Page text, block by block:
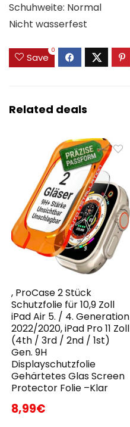
Schuhweite: Normal
Nicht wasserfest
Save
0
Related deals
, ProCase 2 Stück
Schutzfolie für 10,9 Zoll
iPad Air 5. / 4. Generation
2022/2020, iPad Pro 11 Zoll
(4th / 3rd / 2nd / 1st)
Gen. 9H
Displayschutzfolie
Gehärtetes Glas Screen
Protector Folie –Klar
8,99€